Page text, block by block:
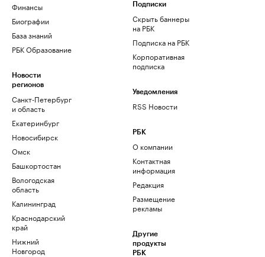
Финансы
Биографии
База знаний
РБК Образование
Новости
регионов
Санкт-Петербург
и область
Екатеринбург
Новосибирск
Омск
Башкортостан
Вологодская
область
Калининград
Краснодарский
край
Нижний
Новгород
Подписки
Скрыть баннеры
на РБК
Подписка на РБК
Корпоративная
подписка
Уведомления
RSS Новости
РБК
О компании
Контактная
информация
Редакция
Размещение
рекламы
Другие
продукты
РБК